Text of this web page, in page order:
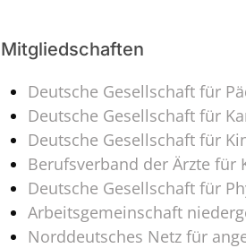
Mitgliedschaften
Deutsche Gesellschaft für
Deutsche Gesellschaft für
Deutsche Gesellschaft für
Berufsverband der Ärzte für
Deutsche Gesellschaft für
Arbeitsgemeinschaft
Norddeutsches Netz für